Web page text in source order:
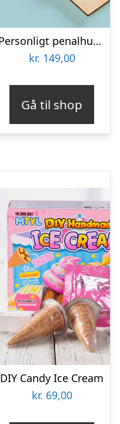
Personligt penalhus med foto & tekst
kr. 149,00
Gå til shop
DIY Candy Ice Cream
kr. 69,00